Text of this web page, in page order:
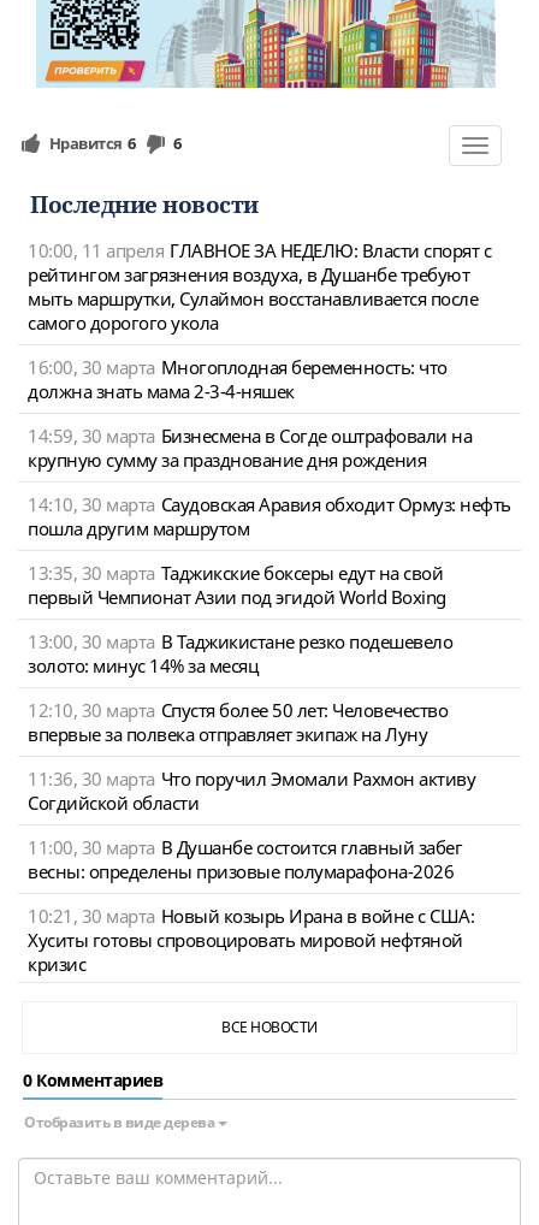
Toggle
Нравится 6 6
Последние новости
10:00, 11 апреля ГЛАВНОЕ ЗА НЕДЕЛЮ: Власти спорят с
рейтингом загрязнения воздуха, в Душанбе требуют
мыть маршрутки, Сулаймон восстанавливается после
самого дорогого укола
16:00, 30 марта Многоплодная беременность: что
должна знать мама 2-3-4-няшек
14:59, 30 марта Бизнесмена в Согде оштрафовали на
крупную сумму за празднование дня рождения
14:10, 30 марта Саудовская Аравия обходит Ормуз: нефть
пошла другим маршрутом
13:35, 30 марта Таджикские боксеры едут на свой
первый Чемпионат Азии под эгидой World Boxing
13:00, 30 марта В Таджикистане резко подешевело
золото: минус 14% за месяц
12:10, 30 марта Спустя более 50 лет: Человечество
впервые за полвека отправляет экипаж на Луну
11:36, 30 марта Что поручил Эмомали Рахмон активу
Согдийской области
11:00, 30 марта В Душанбе состоится главный забег
весны: определены призовые полумарафона-2026
10:21, 30 марта Новый козырь Ирана в войне с США:
Хуситы готовы спровоцировать мировой нефтяной
кризис
ВСЕ НОВОСТИ
0 Комментариев
Отобразить в виде дерева